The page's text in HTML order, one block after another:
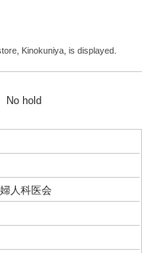
Kinokuniya, is displayed.
No hold
人科医会